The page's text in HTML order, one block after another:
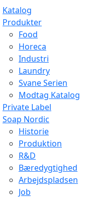
Katalog
Produkter
Food
Horeca
Industri
Laundry
Svane Serien
Modtag Katalog
Private Label
Soap Nordic
Historie
Produktion
R&D
Bæredygtighed
Arbejdspladsen
Job